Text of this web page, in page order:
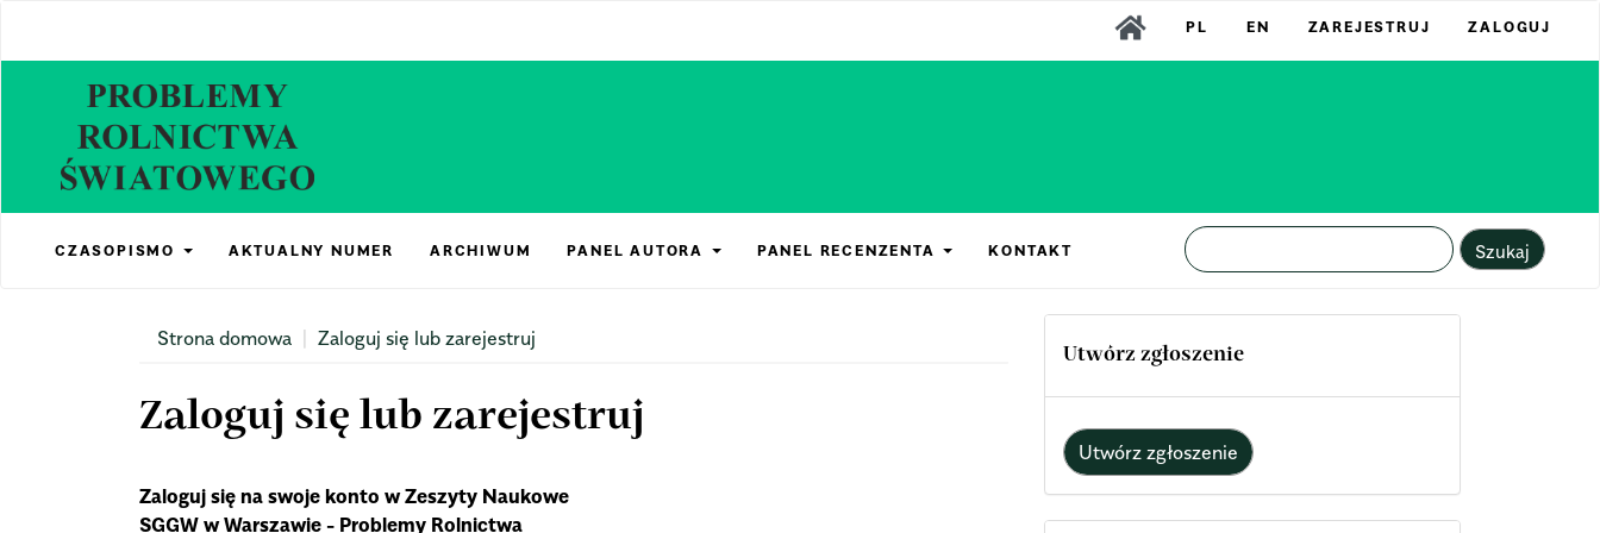
Content
Sidebar
PL EN ZAREJESTRUJ ZALOGUJ
CZASOPISMO AKTUALNY NUMER ARCHIWUM PANEL AUTORA PANEL RECENZENTA KONTAKT Szukaj
Strona domowa Zaloguj się lub zarejestruj
Zaloguj się lub zarejestruj
Zaloguj się na swoje konto w Zeszyty Naukowe
SGGW w Warszawie - Problemy Rolnictwa
Utwórz zgłoszenie
Utwórz zgłoszenie